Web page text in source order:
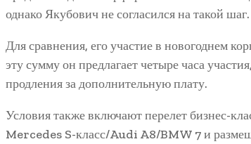
однако Якубович не согласился на такой шаг.
Для сравнения, его участие в новогоднем
эту сумму он предлагает четыре часа
продления за дополнительную плату.
Условия также включают перелет бизнес-
Mercedes S-класс/Audi A8/BMW 7 и